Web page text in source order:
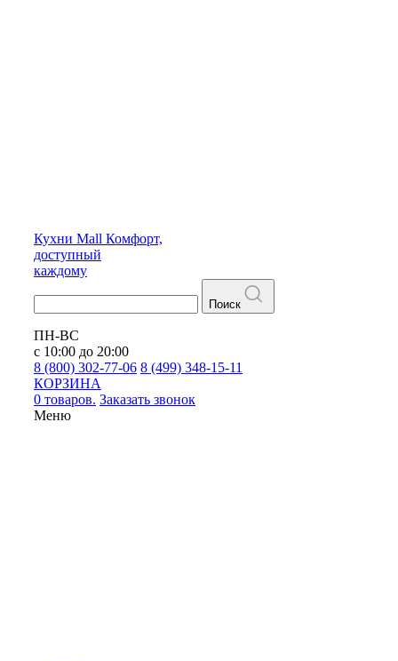
Кухни Mall Комфорт,
доступный
каждому
Поиск
ПН-ВС
с 10:00 до 20:00
8 (800) 302-77-06 8 (499) 348-15-11
КОРЗИНА
0 товаров. Заказать звонок
Меню